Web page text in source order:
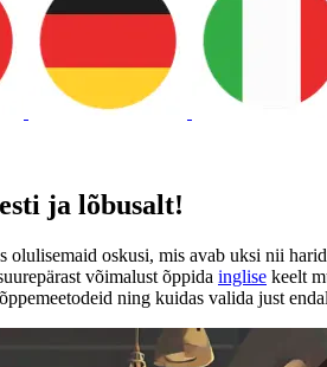
ja lõbusalt!
olulisemaid oskusi, mis avab uksi nii
võimalust õppida inglise keelt
ning kuidas valida just